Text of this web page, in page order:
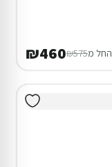
החל מ₪575
₪460